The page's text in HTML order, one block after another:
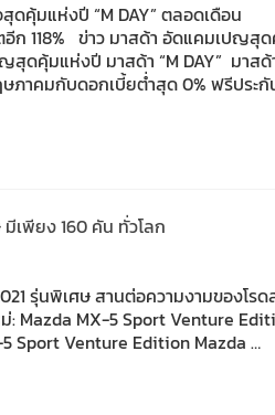
ดคุ้มแห่งปี “M DAY” ตลอดเดือน
ก 118% ข่าว มาสด้า อัดแคมเปญสุ
สุดคุ้มแห่งปี มาสด้า “M DAY” มาส
ภาคมกับดอกเบี้ยต่ำสุด 0% ฟรีประ
เพียง 160 คัน ทั่วโลก
รุ่นพิเศษ สานต่อความงามของโรด
: Mazda MX-5 Sport Venture
Sport Venture Edition Mazda …